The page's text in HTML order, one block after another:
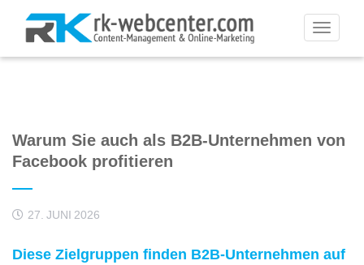
Toggle
Warum Sie auch als B2B-Unternehmen von
Facebook profitieren
27. JUNI 2026
Diese Zielgruppen finden B2B-Unternehmen auf